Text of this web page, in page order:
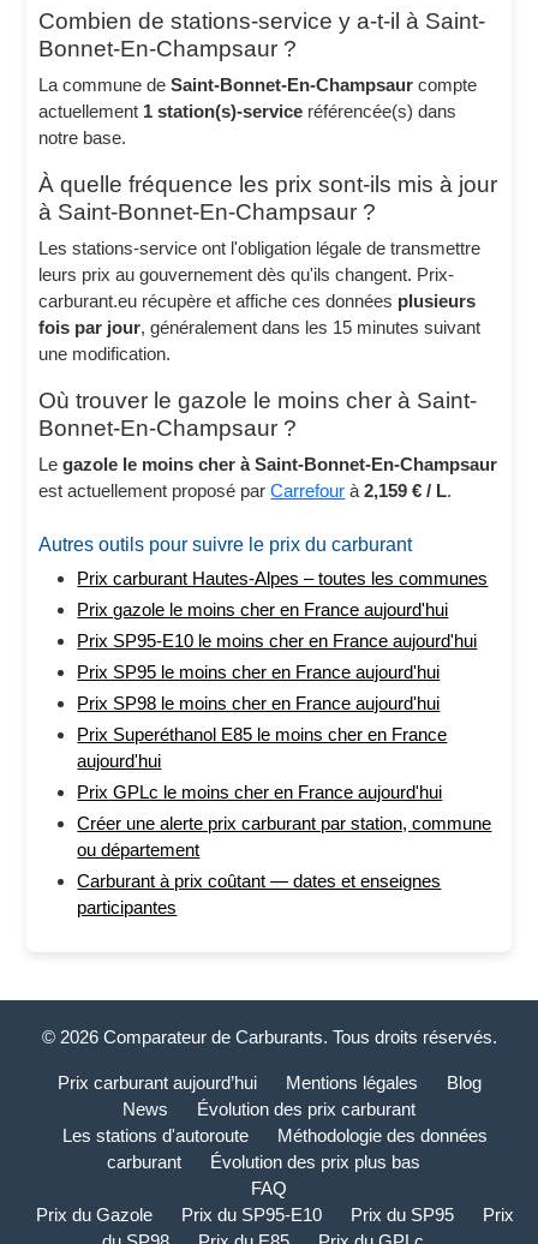
Combien de stations-service y a-t-il à Saint-
Bonnet-En-Champsaur ?
La commune deSaint-Bonnet-En-Champsaur compte
actuellement 1 station(s)-service référencée(s) dans
notre base.
À quelle fréquence les prix sont-ils mis à jour
à Saint-Bonnet-En-Champsaur ?
Les stations-service ont l'obligation légale de transmettre
leurs prix au gouvernement dès qu'ils changent. Prix-
carburant.eu récupère et affiche ces données plusieurs
fois par jour, généralement dans les 15 minutes suivant
une modification.
Où trouver le gazole le moins cher à Saint-
Bonnet-En-Champsaur ?
Legazole le moins cher à Saint-Bonnet-En-Champsaur
est actuellement proposé parCarrefour à2,159 € / L.
Autres outils pour suivre le prix du carburant
Prix carburant Hautes-Alpes – toutes les communes
Prix gazole le moins cher en France aujourd'hui
Prix SP95-E10 le moins cher en France aujourd'hui
Prix SP95 le moins cher en France aujourd'hui
Prix SP98 le moins cher en France aujourd'hui
Prix Superéthanol E85 le moins cher en France
aujourd'hui
Prix GPLc le moins cher en France aujourd'hui
Créer une alerte prix carburant par station, commune
ou département
Carburant à prix coûtant — dates et enseignes
participantes
© 2026 Comparateur de Carburants. Tous droits réservés.
Prix carburant aujourd’hui Mentions légales
Blog
News
Évolution des prix carburant
Les stations d'autoroute
Méthodologie des données
carburant
Évolution des prix plus bas
FAQ
Prix du Gazole
Prix du SP95-E10 Prix du SP95
Prix